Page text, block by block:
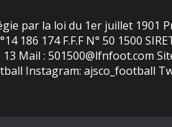
par la loi du 1er juillet 1901
186 174 F.F.F N° 50 1500
Mail : 501500@lfnfoot.com
Instagram: ajsco_football